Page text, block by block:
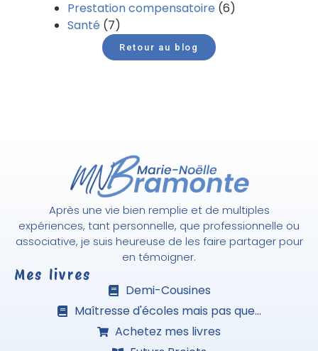
Prestation compensatoire (6)
Santé (7)
Retour au blog
Après une vie bien remplie et de multiples
expériences, tant personnelle, que professionnelle ou
associative, je suis heureuse de les faire partager pour
en témoigner.
Mes livres
Demi-Cousines
Maîtresse d'écoles mais pas que...
Achetez mes livres